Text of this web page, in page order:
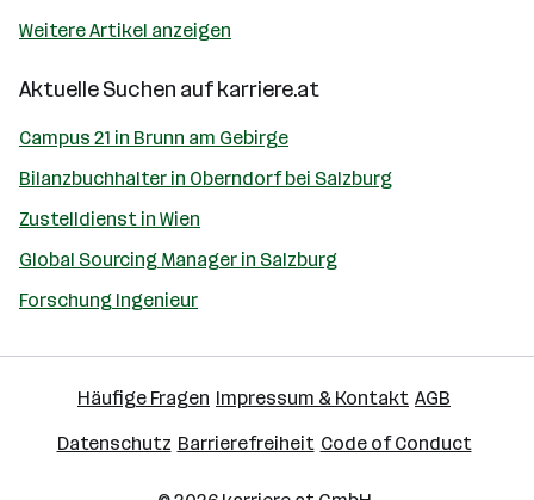
Weitere Artikel anzeigen
Aktuelle Suchen aufkarriere.at
Campus 21 in Brunn am Gebirge
Bilanzbuchhalter in Oberndorf bei Salzburg
Zustelldienst in Wien
Global Sourcing Manager in Salzburg
Forschung Ingenieur
Häufige Fragen Impressum & Kontakt AGB
Datenschutz Barrierefreiheit Code of Conduct